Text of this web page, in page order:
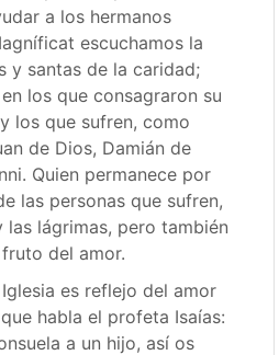
a los hermanos
escuchamos la
y santas de la caridad;
los que consagraron su
los que sufren, como
de Dios, Damián de
Quien permanece por
las personas que sufren,
lágrimas, pero también
del amor.
es reflejo del amor
habla el profeta Isaías:
a un hijo, así os